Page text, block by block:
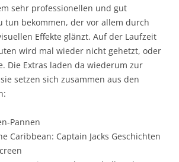
sehr professionellen und gut
tun bekommen, der vor allem durch
Effekte glänzt. Auf der Laufzeit
wird mal wieder nicht gehetzt, oder
Die Extras laden da wiederum zur
setzen sich zusammen aus den
Pannen
Caribbean: Captain Jacks Geschichten